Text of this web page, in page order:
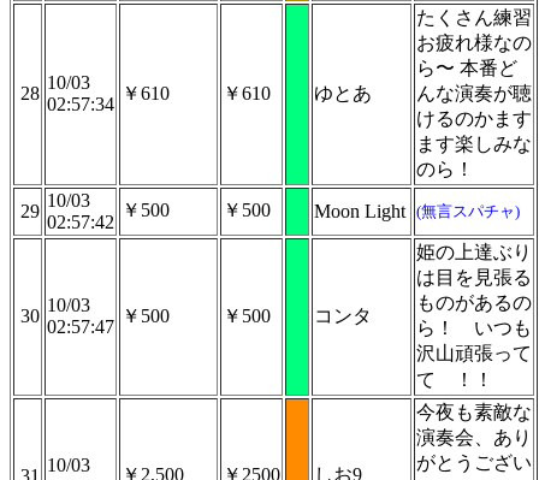
28
10/03
02:57:34
￥610 ￥610 ゆとあ
たくさん練習
お疲れ様なの
ら〜 本番ど
んな演奏が聴
けるのかます
ます楽しみな
のら！
29
10/03
02:57:42
￥500 ￥500 Moon Light (無言スパチャ)
30
10/03
02:57:47
￥500 ￥500 コンタ
姫の上達ぶり
は目を見張る
ものがあるの
ら！ いつも
沢山頑張って
て
！！
31
10/03
￥2,500 ￥2500 しお9
今夜も素敵な
演奏会、あり
がとうござい